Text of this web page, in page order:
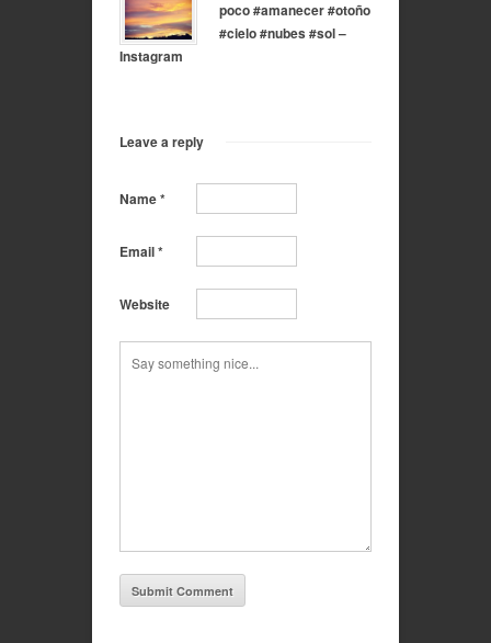
poco #amanecer #otoño
#cielo #nubes #sol –
Instagram
Leave a reply
Name*
Email*
Website